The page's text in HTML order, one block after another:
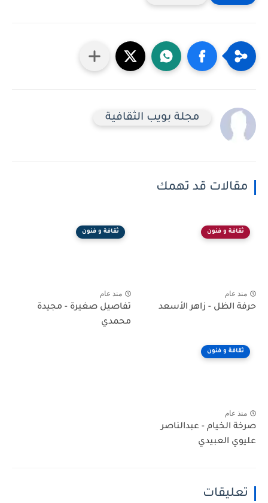
مجلة بويب الثقافية
مقالات قد تهمك
ثقافة و فنون
منذ عام
حرفة الظل - زاهر الأسعد
ثقافة و فنون
منذ عام
تفاصيل صغيرة - مجيدة
محمدي
ثقافة و فنون
منذ عام
صرخة الخيام - عبدالناصر
عليوي العبيدي
تعليقات